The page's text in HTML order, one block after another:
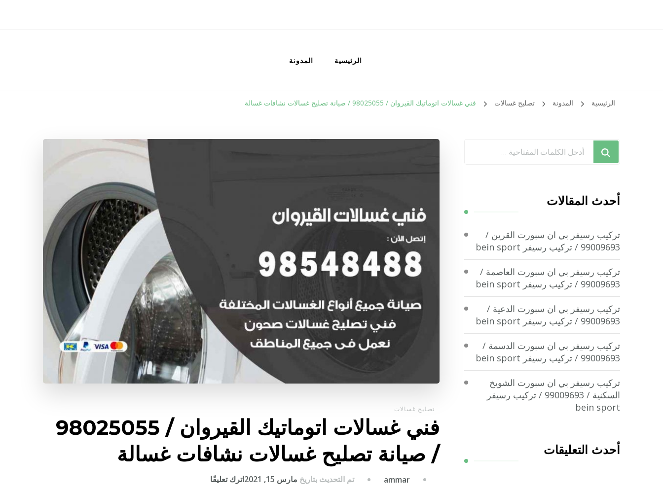
الرئيسية المدونة
الرئيسية المدونة تصليح غسالات فني غسالات اتوماتيك القيروان / 98025055 / صيانة تصليح غسالات نشافات غسالة
تصليح غسالات
فني غسالات اتوماتيك القيروان / 98025055
/ صيانة تصليح غسالات نشافات غسالة
ammar تم التحديث بتاريخ مارس 15, 2021 اترك تعليقًا
تبحث
شيء
ما؟
أحدث المقالات
تركيب رسيفر بي ان سبورت القرين /
99009693 / تركيب رسيفر bein sport
تركيب رسيفر بي ان سبورت العاصمة /
99009693 / تركيب رسيفر bein sport
تركيب رسيفر بي ان سبورت الدعية /
99009693 / تركيب رسيفر bein sport
تركيب رسيفر بي ان سبورت الدسمة /
99009693 / تركيب رسيفر bein sport
تركيب رسيفر بي ان سبورت الشويخ
السكنية / 99009693 / تركيب رسيفر
bein sport
أحدث التعليقات